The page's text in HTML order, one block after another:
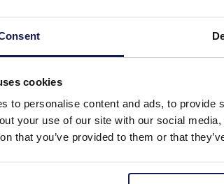
cookies
to personalise content and ads, to
your use of our site with our social
that you’ve provided to them or that
Ankle Socks Size 38-45